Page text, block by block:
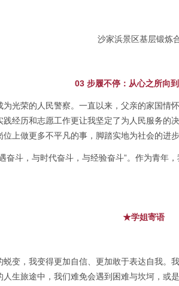
沙家浜景区基层锻炼
03 步履不停：从心之所向
光荣的人民警察。一直以来，父亲的家国情
经历和志愿工作更让我坚定了为人民服务的
上做更多不平凡的事，脚踏实地为社会的进
奋斗，与时代奋斗，与经验奋斗”。作为青年
★学姐寄语
变，我变得更加自信、更加敢于表达自我。
生旅途中，我们难免会遇到困难与坎坷，或